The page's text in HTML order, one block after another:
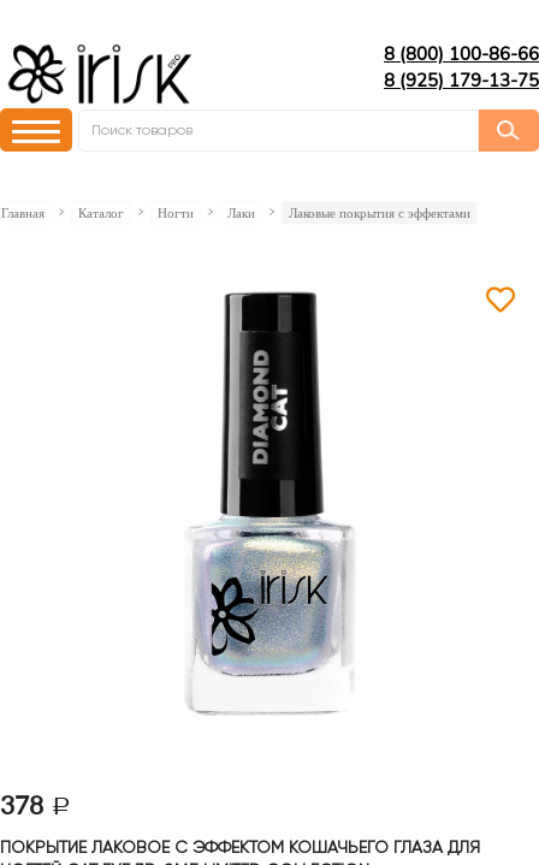
8 (800) 100-86-66
8 (925) 179-13-75
Главная Каталог Ногти Лаки Лаковые покрытия с эффектами
378
ПОКРЫТИЕ ЛАКОВОЕ С ЭФФЕКТОМ КОШАЧЬЕГО ГЛАЗА ДЛЯ